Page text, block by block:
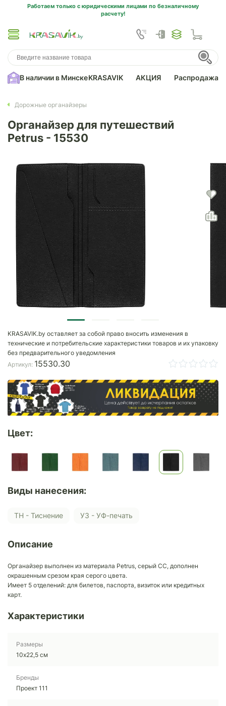
Работаем только с юридическими лицами по безналичному
расчету!
В наличии в МинскеKRASAVIK АКЦИЯ Распродажа
Дорожные органайзеры
Органайзер для путешествий
Petrus - 15530
KRASAVIK.by оставляет за собой право вносить изменения в
технические и потребительские характеристики товаров и их упаковку
без предварительного уведомления
Артикул: 15530.30
Цвет:
Виды нанесения:
ТН - Тиснение У3 - УФ-печать
Описание
Органайзер выполнен из материала Petrus, серый СС, дополнен
окрашенным срезом края серого цвета.
Имеет 5 отделений: для билетов, паспорта, визиток или кредитных
карт.
Характеристики
Размеры
10х22,5 см
Бренды
Проект 111